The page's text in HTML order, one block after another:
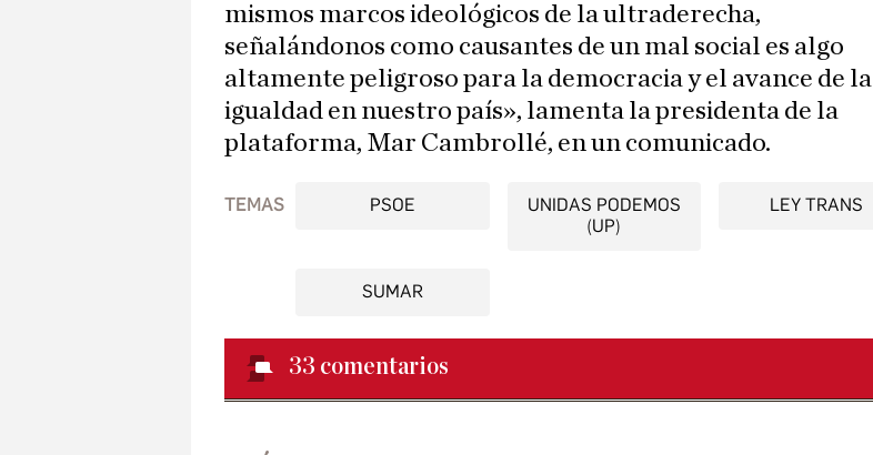
mismos marcos ideológicos de la ultraderecha,
señalándonos como causantes de un mal social es algo
altamente peligroso para la democracia y el avance de la
igualdad en nuestro país», lamenta la presidenta de la
plataforma, Mar Cambrollé, en un comunicado.
TEMAS PSOE
UNIDAS PODEMOS
(UP)
LEY TRANS
SUMAR
33 comentarios